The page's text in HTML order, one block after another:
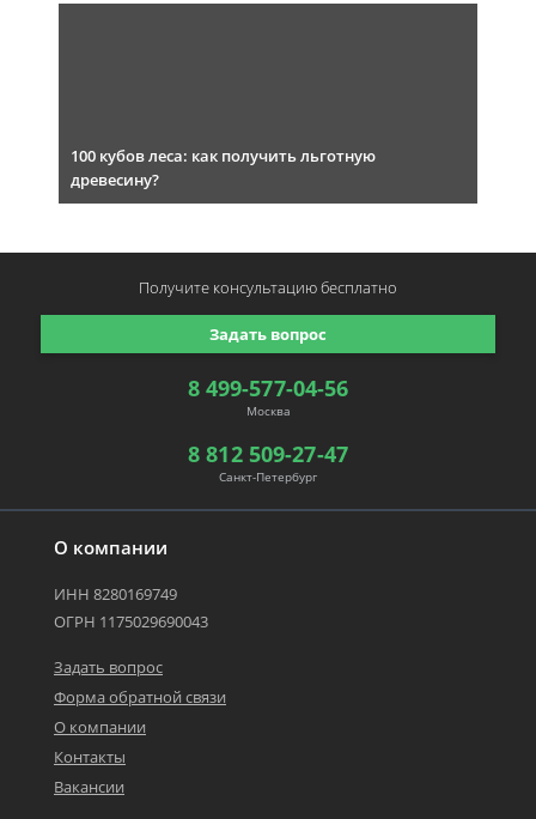
100 кубов леса: как получить льготную
древесину?
О компании
ИНН 8280169749
ОГРН 1175029690043
Задать вопрос
Форма обратной связи
О компании
Контакты
Вакансии
8 499-577-04-56
Москва
8 812 509-27-47
Санкт-Петербург
Задать вопрос
Получите консультациюбесплатно